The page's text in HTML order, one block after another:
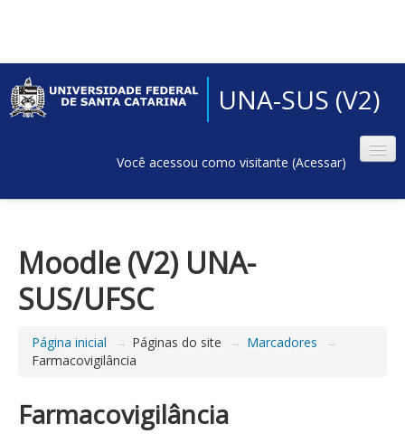
UNA-SUS (V2)
Você acessou como visitante (Acessar)
Moodle (V2) UNA-
SUS/UFSC
Página inicial → Páginas do site → Marcadores
→
Farmacovigilância
Farmacovigilância